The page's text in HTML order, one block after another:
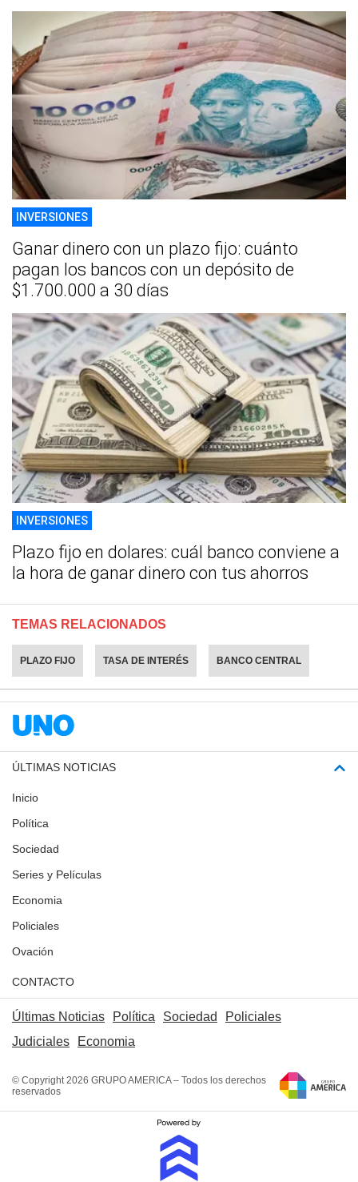
INVERSIONES
Ganar dinero con un plazo fijo: cuánto
pagan los bancos con un depósito de
$1.700.000 a 30 días
INVERSIONES
Plazo fijo en dolares: cuál banco conviene a
la hora de ganar dinero con tus ahorros
TEMAS RELACIONADOS
PLAZO FIJO TASA DE INTERÉS BANCO CENTRAL
ÚLTIMAS NOTICIAS
Inicio
Política
Sociedad
Series y Películas
Economia
Policiales
Ovación
CONTACTO
Últimas Noticias Política Sociedad
Policiales
Judiciales
Economia
© Copyright 2026 GRUPO AMERICA – Todos los derechos
reservados